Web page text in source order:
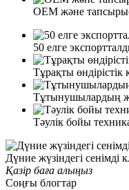
OEM және
50 елге
Тұрақты өндірістік
Тұтынушылардың
Тәулік бойы
Дүние жүзіндегі сенімді
Қазір баға алыңыз
Соңғы блогтар